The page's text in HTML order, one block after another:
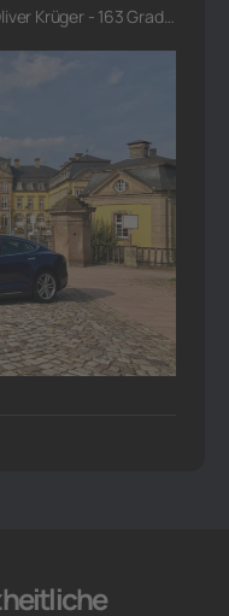
Krüger - 163 Grad…